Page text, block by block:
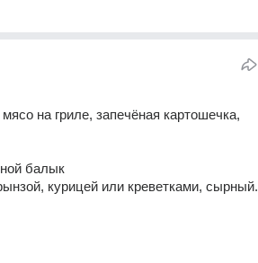
на гриле, запечёная картошечка,
балык
курицей или креветками, сырный.